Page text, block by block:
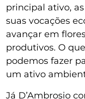
principal ativo,
suas vocações
avançar em
produtivos. O
podemos fazer
um ativo
Já D’Ambrosio